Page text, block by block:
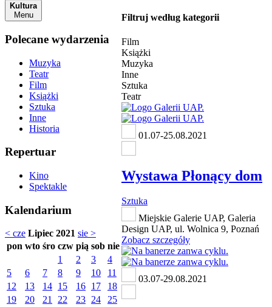
Kultura
Menu
Polecane wydarzenia
Muzyka
Teatr
Film
Książki
Sztuka
Inne
Historia
Repertuar
Kino
Spektakle
Kalendarium
< cze Lipiec 2021 sie >
pon wto śro czw pią sob nie
1
2 3
4
5
6 7 8 9 10
11
12
13 14 15 16 17
18
19
20 21 22 23 24
25
Filtruj według kategorii
Film
Książki
Muzyka
Inne
Sztuka
Teatr
01.07-25.08.2021
Wystawa Płonący dom
Sztuka
Miejskie Galerie UAP, Galeria
Design UAP, ul. Wolnica 9, Poznań
Zobacz szczegóły
03.07-29.08.2021